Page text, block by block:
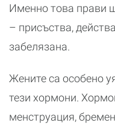
Именно това прави
– присъства,
забелязана.
Жените са особено
тези хормони.
менструация,